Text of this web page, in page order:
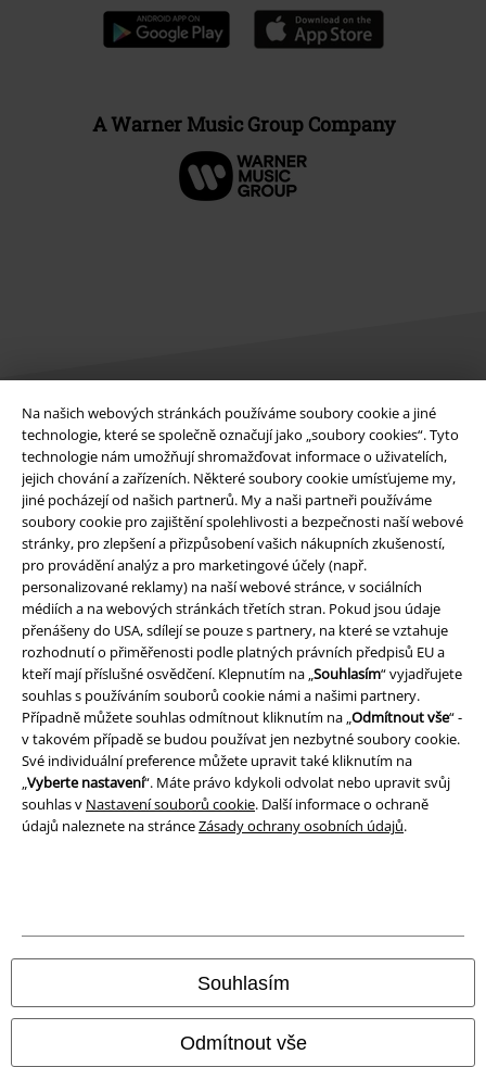
Na našich webových stránkách používáme soubory cookie a jiné
technologie, které se společně označují jako „soubory cookies“. Tyto
technologie nám umožňují shromažďovat informace o uživatelích,
jejich chování a zařízeních. Některé soubory cookie umísťujeme my,
jiné pocházejí od našich partnerů. My a naši partneři používáme
soubory cookie pro zajištění spolehlivosti a bezpečnosti naší webové
stránky, pro zlepšení a přizpůsobení vašich nákupních zkušeností,
pro provádění analýz a pro marketingové účely (např.
personalizované reklamy) na naší webové stránce, v sociálních
médiích a na webových stránkách třetích stran. Pokud jsou údaje
přenášeny do USA, sdílejí se pouze s partnery, na které se vztahuje
rozhodnutí o přiměřenosti podle platných právních předpisů EU a
kteří mají příslušné osvědčení. Klepnutím na „Souhlasím“ vyjadřujete
souhlas s používáním souborů cookie námi a našimi partnery.
Případně můžete souhlas odmítnout kliknutím na „Odmítnout vše“ -
v takovém případě se budou používat jen nezbytné soubory cookie.
Své individuální preference můžete upravit také kliknutím na
„Vyberte nastavení“. Máte právo kdykoli odvolat nebo upravit svůj
souhlas v Nastavení souborů cookie. Další informace o ochraně
údajů naleznete na stránceZásady ochrany osobních údajů.
Souhlasím
Odmítnout vše
A Warner Music Group Company
Právní informace
Podmínky
Prohlášení
Ochrana osobních údajů
Likvidace odpadu a ochrana životního prostředí
Prohlášení o shodě
Informace o přístupnosti
Nastavení souborů cookie
Odstoupení od smlouvy
Naše online obchody
EMP International